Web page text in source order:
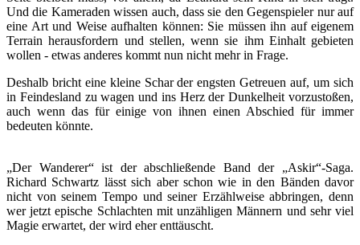
Und die Kameraden wissen auch, dass sie den Gegenspieler nur auf
eine Art und Weise aufhalten können: Sie müssen ihn auf eigenem
Terrain herausfordern und stellen, wenn sie ihm Einhalt gebieten
wollen - etwas anderes kommt nun nicht mehr in Frage.
Deshalb bricht eine kleine Schar der engsten Getreuen auf, um sich
in Feindesland zu wagen und ins Herz der Dunkelheit vorzustoßen,
auch wenn das für einige von ihnen einen Abschied für immer
bedeuten könnte.
„Der Wanderer“ ist der abschließende Band der „Askir“-Saga.
Richard Schwartz lässt sich aber schon wie in den Bänden davor
nicht von seinem Tempo und seiner Erzählweise abbringen, denn
wer jetzt epische Schlachten mit unzähligen Männern und sehr viel
Magie erwartet, der wird eher enttäuscht.